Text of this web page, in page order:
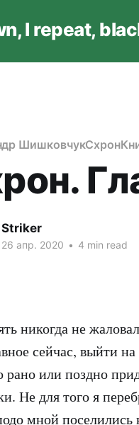
I repeat,
ШишковчукСхрон
Striker
26 апр. 2020 • 4 min read
никогда не
сейчас, выйти
рано или поздно
Не для того я
мной поселились